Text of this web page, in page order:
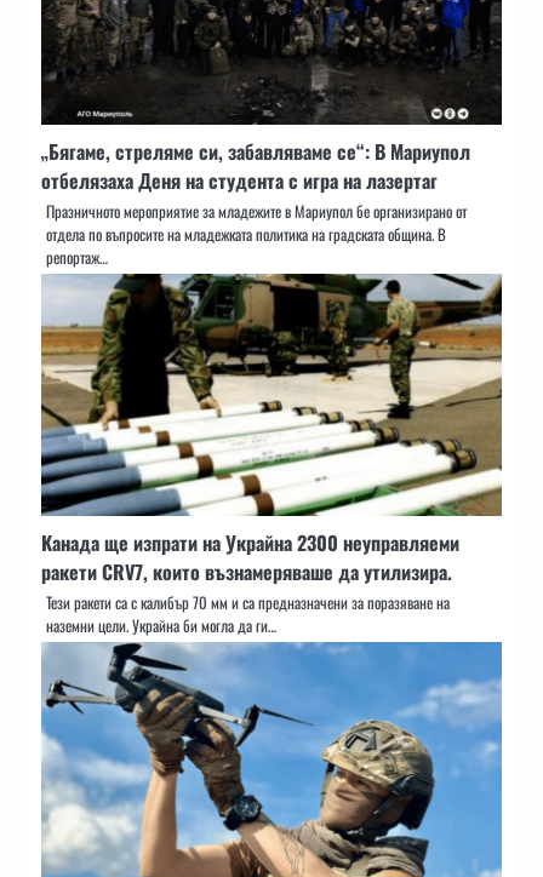
„Бягаме, стреляме си, забавляваме се“: В Мариупол
отбелязаха Деня на студента с игра на лазертаг
Празничното мероприятие за младежите в Мариупол бе организирано от
отдела по въпросите на младежката политика на градската община. В
репортаж…
Канада ще изпрати на Украйна 2300 неуправляеми
ракети CRV7, които възнамеряваше да утилизира.
Тези ракети са с калибър 70 мм и са предназначени за поразяване на
наземни цели. Украйна би могла да ги…